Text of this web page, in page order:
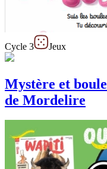
Cycle 3 Jeux
Mystère et
de Mordelire